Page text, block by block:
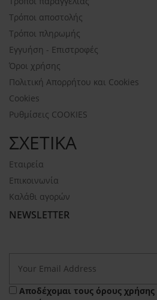
Τρόποι αποστολής
Τρόποι πληρωμής
Εγγυήση - Επιστροφές
Όροι χρήσης
Πολιτική Απορρήτου και Cookies
Cookies
Ρυθμίσεις COOKIES
ΣΧΕΤΙΚΑ
Εταιρεία
Επικοινωνία
Καλάθι αγορών
NEWSLETTER
Αποδέχομαι τους όρους χρήσης